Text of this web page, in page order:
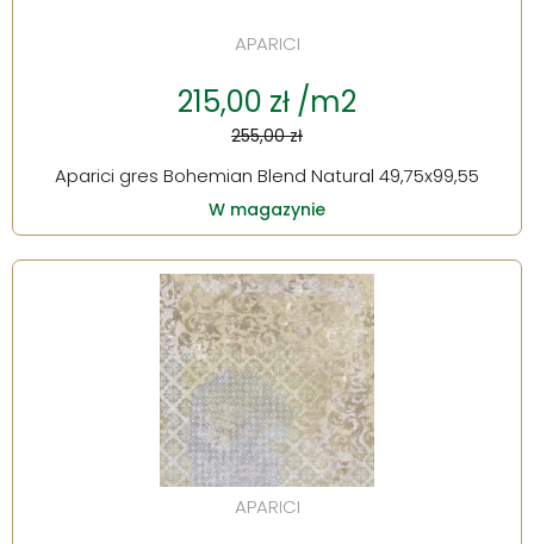
APARICI
215,00 zł /m2
255,00 zł
Aparici gres Bohemian Blend Natural 49,75x99,55
W magazynie
APARICI